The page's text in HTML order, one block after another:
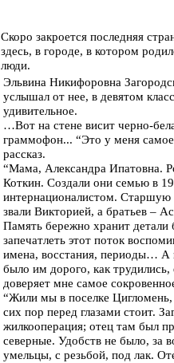
Скоро закроется последняя
здесь, в городе, в котором
люди.
Эльвина Никифоровна
услышал от нее, в девятом
удивительное.
…Вот на стене висит черно-
граммофон... “Это у меня самое
рассказ.
“Мама, Александра Ипатовна.
Коткин. Создали они семью в
интернационалистом. Старшую
звали Викторией, а братьев –
Память бережно хранит
запечатлеть этот поток
имена, восстания, периоды… А
было им дорого, как
доверяет мне самое
“Жили мы в поселке
сих пор перед глазами стоит.
жилкооперация; отец там был
северные. Удобств не было, за
умельцы, с резьбой, под лак.